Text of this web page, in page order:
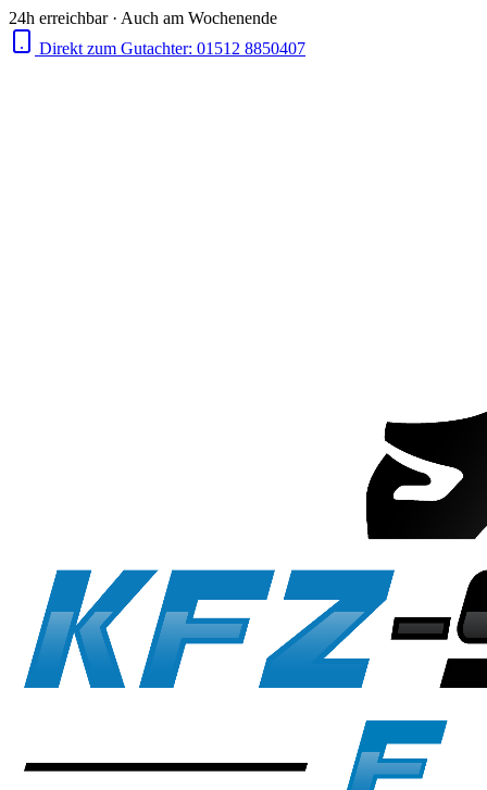
24h erreichbar · Auch am Wochenende
Direkt zum Gutachter: 01512 8850407